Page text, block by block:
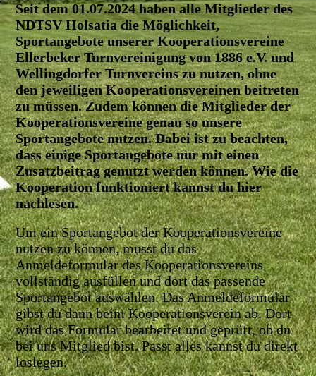
Seit dem 01.07.2024 haben alle Mitglieder des
NDTSV Holsatia die Möglichkeit,
Sportangebote unserer Kooperationsvereine
Ellerbeker Turnvereinigung von 1886 e.V. und
Wellingdorfer Turnvereins zu nutzen, ohne
den jeweiligen Kooperationsvereinen beitreten
zu müssen. Zudem können die Mitglieder der
Kooperationsvereine genau so unsere
Sportangebote nutzen. Dabei ist zu beachten,
dass einige Sportangebote nur mit einen
Zusatzbeitrag genutzt werden können. Wie die
Kooperation funktioniert kannst du hier
nachlesen.
Um ein Sportangebot der Kooperationsvereine
nutzen zu können, musst du das
Anmeldeformular des Kooperationsvereins
vollständig ausfüllen und dort das passende
Sportangebot auswählen. Das Anmeldeformular
gibst du dann beim Kooperationsverein ab. Dort
wird das Formular bearbeitet und geprüft, ob du
bei uns Mitglied bist. Passt alles kannst du direkt
loslegen.